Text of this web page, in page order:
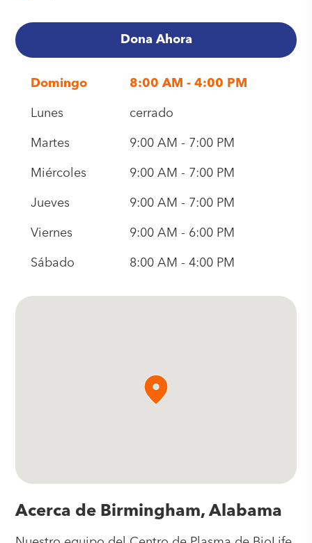
Dona Ahora
Domingo 8:00 AM - 4:00 PM
Lunes cerrado
Martes 9:00 AM - 7:00 PM
Miércoles 9:00 AM - 7:00 PM
Jueves 9:00 AM - 7:00 PM
Viernes 9:00 AM - 6:00 PM
Sábado 8:00 AM - 4:00 PM
Acerca de Birmingham, Alabama